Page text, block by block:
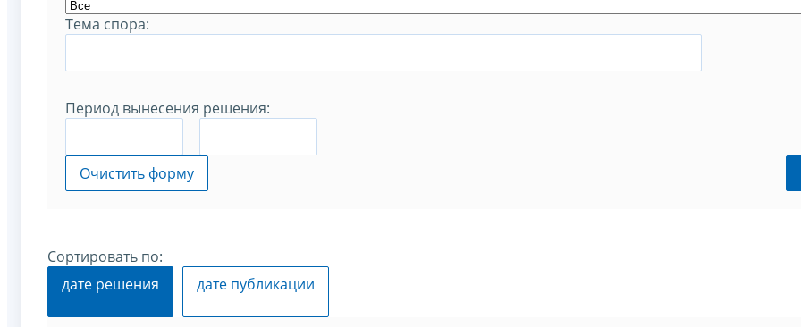
Тема спора:
Период вынесения решения:
Очистить форму
Сортировать по:
дате решения
дате публикации